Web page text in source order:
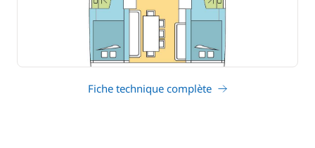
Fiche technique complète